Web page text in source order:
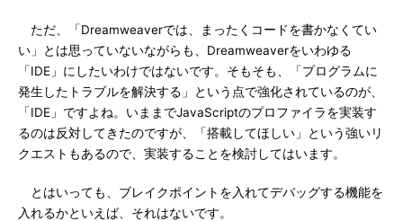
ただ、「Dreamweaverでは、まったくコードを書かなくてい
い」とは思っていないながらも、Dreamweaverをいわゆる
「IDE」にしたいわけではないです。そもそも、「プログラムに
発生したトラブルを解決する」という点で強化されているのが、
「IDE」ですよね。いままでJavaScriptのプロファイラを実装す
るのは反対してきたのですが、「搭載してほしい」という強いリ
クエストもあるので、実装することを検討してはいます。
とはいっても、ブレイクポイントを入れてデバッグする機能を
入れるかといえば、それはないです。